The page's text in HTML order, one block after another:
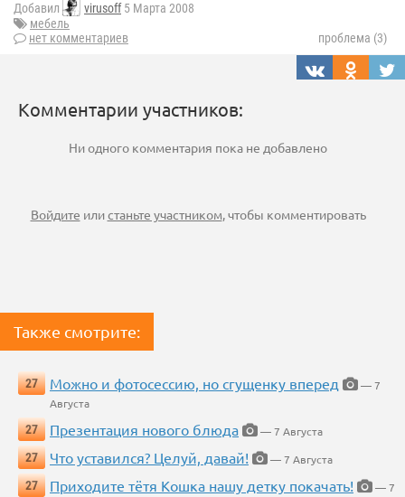
Добавил virusoff5 Марта 2008
мебель
нет комментариев
проблема (3)
Комментарии участников:
Ни одного комментария пока не добавлено
Войдите илистаньте участником, чтобы комментировать
Также смотрите:
27 Можно и фотосессию, но сгущенку вперед
— 7
Августа
27
Презентация нового блюда
— 7 Августа
27
Что уставился? Целуй, давай!
— 7 Августа
27
Приходите тётя Кошка нашу детку покачать!
— 7